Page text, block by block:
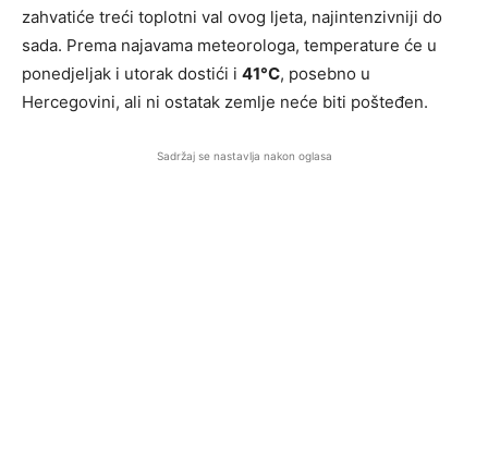
zahvatiće treći toplotni val ovog ljeta, najintenzivniji do
sada. Prema najavama meteorologa, temperature će u
ponedjeljak i utorak dostići i 41°C, posebno u
Hercegovini, ali ni ostatak zemlje neće biti pošteđen.
Sadržaj se nastavlja nakon oglasa